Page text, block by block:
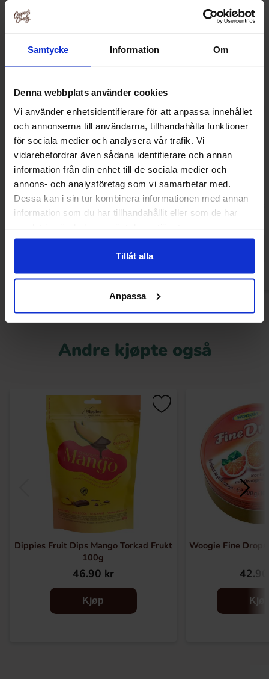
Samtycke Information Om
Denna webbplats använder cookies
Vi använder enhetsidentifierare för att anpassa innehållet
och annonserna till användarna, tillhandahålla funktioner
för sociala medier och analysera vår trafik. Vi
vidarebefordrar även sådana identifierare och annan
information från din enhet till de sociala medier och
annons- och analysföretag som vi samarbetar med.
Dessa kan i sin tur kombinera informationen med annan
information som du har tillhandahållit eller som de har
Tillåt alla
Anpassa
DulcePlus Sugared Blue Twist Stars 1kg
DulcePlus
Twist
Andre kjøpte også
Dippies Fruit Dips Mango Torkad Frukt
100g
46.90 kr
Kjøp
Woogie Fine